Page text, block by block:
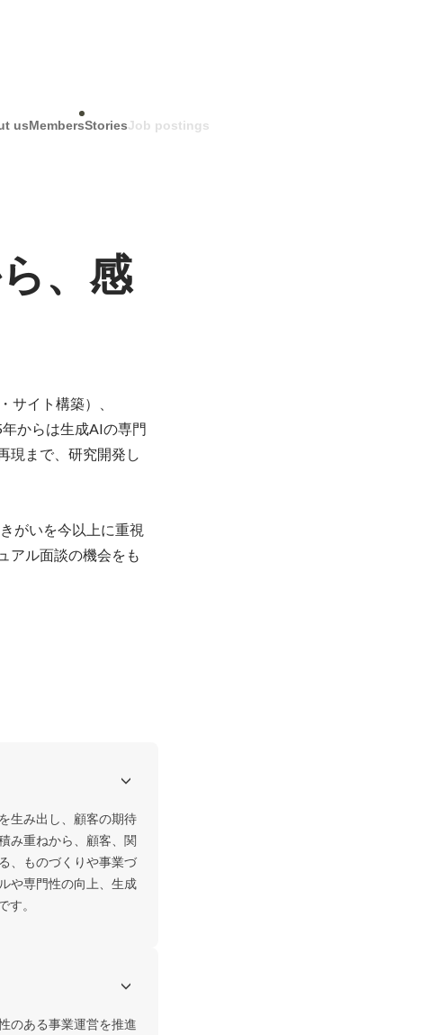
usMembersStoriesJob postings
、感
サイト構築）、
からは生成AIの専門
現まで、研究開発し
がいを今以上に重視
アル面談の機会をも
生み出し、顧客の期待
み重ねから、顧客、関
、ものづくりや事業づ
や専門性の向上、生成
。
のある事業運営を推進